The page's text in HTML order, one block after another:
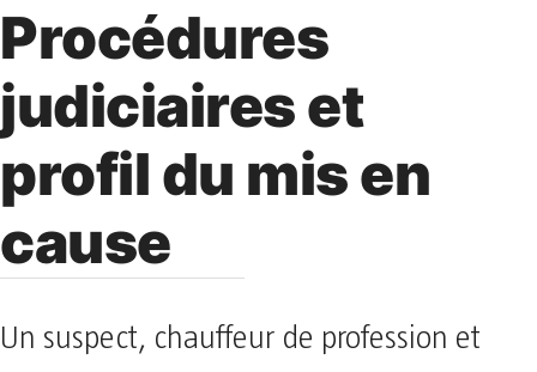
Procédures
judiciaires et
profil du mis en
cause
Un suspect, chauffeur de profession et